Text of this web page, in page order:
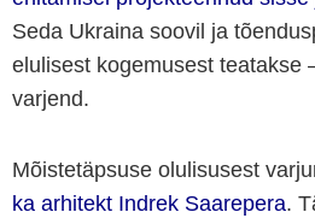
Seda Ukraina soovil ja
elulisest kogemusest teatakse
varjend.
Mõistetäpsuse olulisusest
ka arhitekt Indrek Saarepera.